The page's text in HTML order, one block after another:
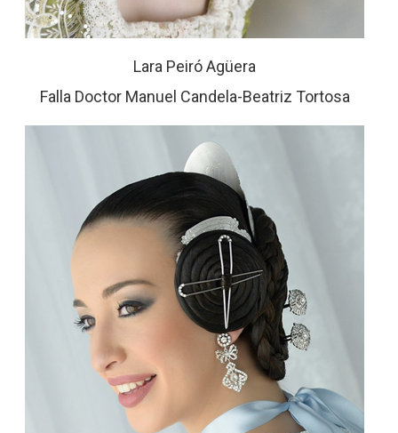
Lara Peiró Agüera
Falla Doctor Manuel Candela-Beatriz Tortosa